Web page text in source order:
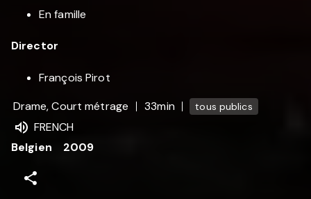
En famille
Director
François Pirot
Drame, Court métrage
33min tous publics
FRENCH
Belgien
2009